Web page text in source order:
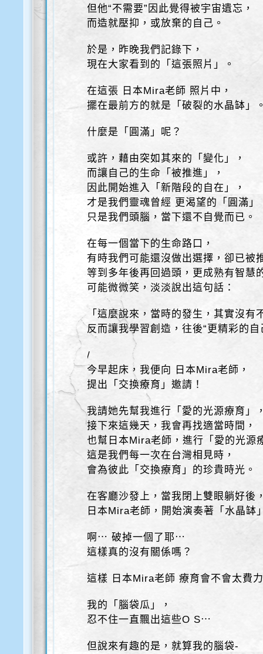
但他“不需要”因此覺得被宇宙遺忘，
而造就壓抑，或放棄的自己。
於是，昨晚我們記錄下，
現在大家看到的「這張照片」。
在這張 日本Mira老師 照片中，
擺在最前方的就是「破裂的水晶缽」
什麼是「圓滿」呢？
或許，藉由突如其來的「變化」，
而讓自己的生命「被推進」，
因此開始進入「新階段的自在」，
才是我們靈魂曾經 更渴望的「圓滿」
只是我們頭腦，當下還不自覺而已。
在每一個當下的生命路口，
有時我們可能還沒做出選擇，卻已被
等到多年後再回過頭，更成熟有智慧
可能微微笑，淡淡說出這句話：
「這麼說來，當時的發生，其實沒有
反而讓我學習創造，往後“更精彩的自
/
今早起床，我便向 日本Mira老師，
提出「交換療育」邀請！
我請她先幫我進行「愛的光源療育」
接下來這幾天，我會再找適當時間，
也幫日本Mira老師，進行「愛的光源
這是我們每一次在台灣相見時，
會為彼此「交換療育」的珍貴時光。
在客廳沙發上，當我閉上雙眼躺好後
日本Mira老師，開始演奏著「水晶
啊⋯ 破掉一個了耶⋯
這樣真的沒有關係嗎？
這樣 日本Mira老師 療育會不會太費
我的「腦袋瓜」，
忍不住一直飄出這些O S⋯
但說來有趣的是，就算我的腦袋-